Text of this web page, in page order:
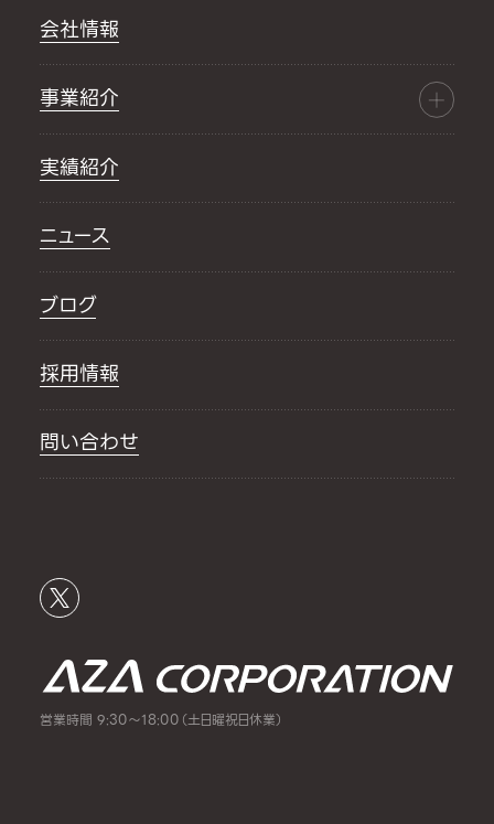
会社情報
事業紹介
実績紹介
ニュース
ブログ
採用情報
問い合わせ
営業時間 9:30～18:00（土日曜祝日休業）